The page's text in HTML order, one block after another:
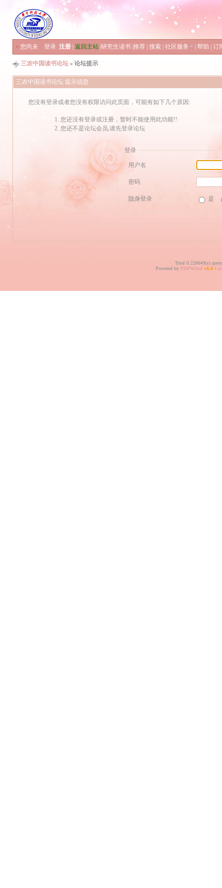
» 您尚未 登录 注册 返回主站 研究生读书 推荐 搜索 社区服务 帮助 订
三农中国读书论坛 » 论坛提示
三农中国读书论坛 提示信息
您没有登录或者您没有权限访问此页面，可能有如下几个原因:
您还没有登录或注册，暂时不能使用此功能!!
您还不是论坛会员,请先登录论坛
登录
用户名
密码
隐身登录 是
Total 0.220649(s)
Powered by PHPWind v6.0